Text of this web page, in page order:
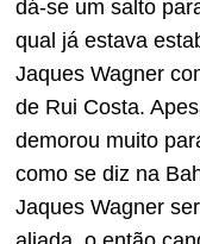
dá-se um salto
qual já estava
Jaques Wagner
de Rui Costa.
demorou muito
como se diz na
Jaques Wagner